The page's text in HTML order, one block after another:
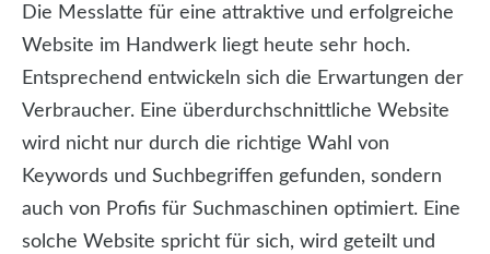
Die Messlatte für eine attraktive und erfolgreiche
Website im Handwerk liegt heute sehr hoch.
Entsprechend entwickeln sich die Erwartungen der
Verbraucher. Eine überdurchschnittliche Website
wird nicht nur durch die richtige Wahl von
Keywords und Suchbegriffen gefunden, sondern
auch von Profis für Suchmaschinen optimiert. Eine
solche Website spricht für sich, wird geteilt und